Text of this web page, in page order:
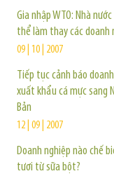
Gia nhập WTO: Nhà
thể làm thay các doanh
09 | 10 | 2007
Tiếp tục cảnh báo
xuất khẩu cá mực sang
Bản
12 | 09 | 2007
Doanh nghiệp nào chế
tươi từ sữa bột?